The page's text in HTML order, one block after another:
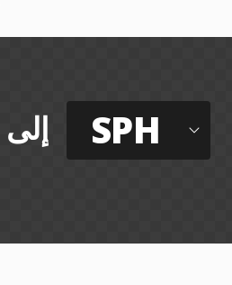
إلى SPH